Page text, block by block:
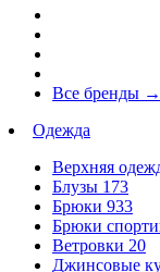
Все бренды →
Одежда
Верхняя
Блузы 173
Брюки 933
Брюки
Ветровки 20
Джинсовые